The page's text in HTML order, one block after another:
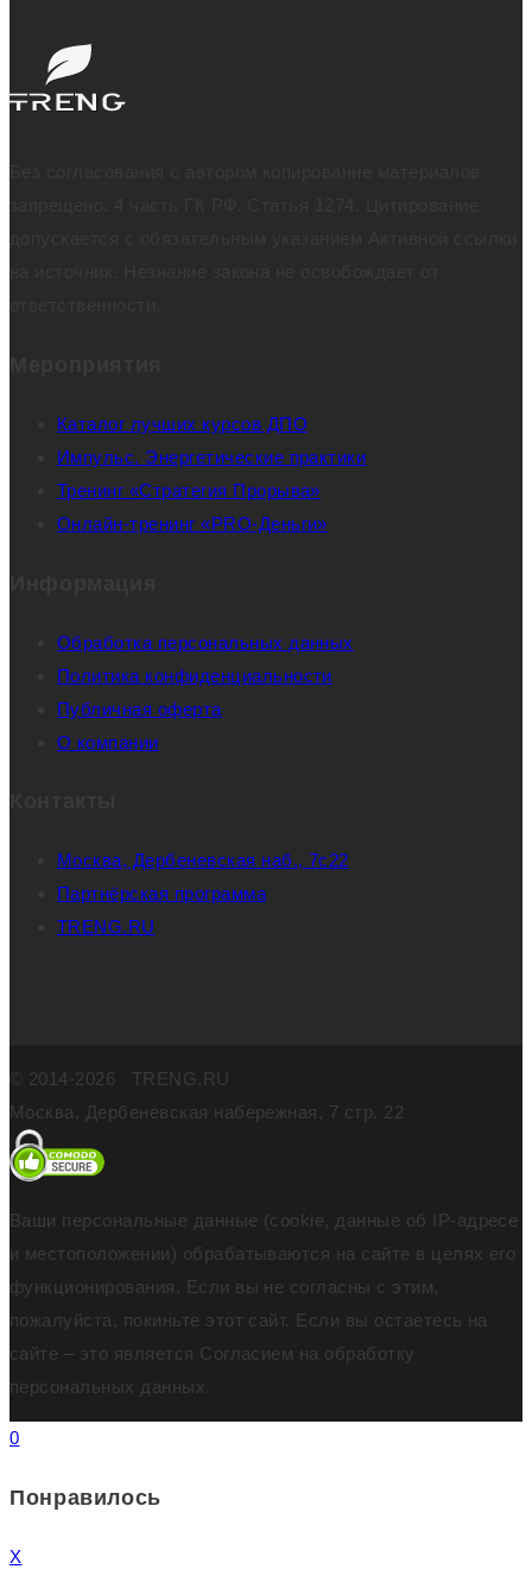
Каталог лучших курсов ДПО
Импульс. Энергетические практики
Тренинг «Стратегия Прорыва»
Онлайн-тренинг «PRO-Деньги»
Обработка персональных данных
Политика конфиденциальности
Публичная оферта
О компании
Москва, Дербеневская наб., 7с22
Партнёрская программа
TRENG.RU
© 2014-2026 TRENG.RU
Москва, Дербеневская набережная, 7 стр. 22
Ваши персональные данные (cookie, данные об IP-адресе
и местоположении) обрабатываются на сайте в целях его
функционирования. Если вы не согласны с этим,
пожалуйста, покиньте этот сайт. Если вы остаетесь на
сайте – это является Согласием на обработку
персональных данных.
0
Понравилось
X